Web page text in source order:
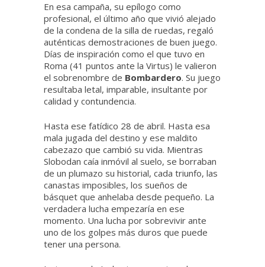
En esa campaña, su epílogo como
profesional, el último año que vivió alejado
de la condena de la silla de ruedas, regaló
auténticas demostraciones de buen juego.
Días de inspiración como el que tuvo en
Roma (41 puntos ante la Virtus) le valieron
el sobrenombre de Bombardero. Su juego
resultaba letal, imparable, insultante por
calidad y contundencia.
Hasta ese fatídico 28 de abril. Hasta esa
mala jugada del destino y ese maldito
cabezazo que cambió su vida. Mientras
Slobodan caía inmóvil al suelo, se borraban
de un plumazo su historial, cada triunfo, las
canastas imposibles, los sueños de
básquet que anhelaba desde pequeño. La
verdadera lucha empezaría en ese
momento. Una lucha por sobrevivir ante
uno de los golpes más duros que puede
tener una persona.